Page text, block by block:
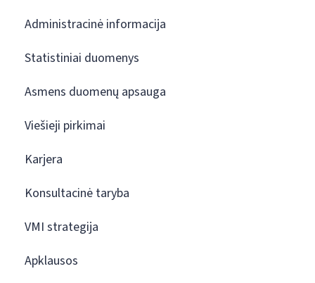
Administracinė informacija
Statistiniai duomenys
Asmens duomenų apsauga
Viešieji pirkimai
Karjera
Konsultacinė taryba
VMI strategija
Apklausos